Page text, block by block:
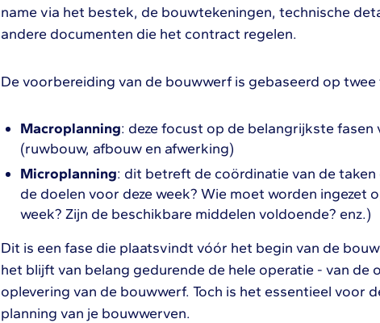
name via het bestek, de bouwtekeningen, technische
andere documenten die het contract regelen.
De voorbereiding van de bouwwerf is gebaseerd op twee
Macroplanning: deze focust op de belangrijkste fasen
(ruwbouw, afbouw en afwerking)
Microplanning: dit betreft de coördinatie van de
de doelen voor deze week? Wie moet worden ingezet
week? Zijn de beschikbare middelen voldoende? enz.)
Dit is een fase die plaatsvindt vóór het begin van de
het blijft van belang gedurende de hele operatie - van de
oplevering van de bouwwerf. Toch is het essentieel voor
planning van je bouwwerven.